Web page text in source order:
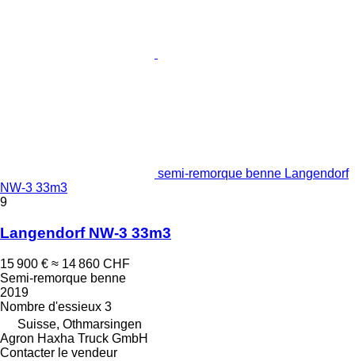
semi-remorque benne Langendorf
NW-3 33m3
9
Langendorf NW-3 33m3
15 900 € ≈ 14 860 CHF
Semi-remorque benne
2019
Nombre d'essieux 3
Suisse, Othmarsingen
Agron Haxha Truck GmbH
Contacter le vendeur